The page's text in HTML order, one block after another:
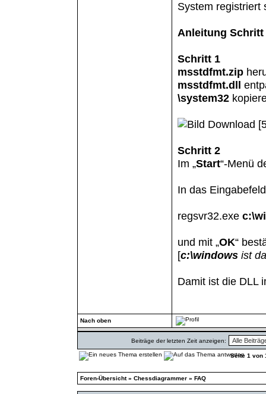
System registriert
Anleitung
Schritt 1
msstdfmt.zip
msstdfmt.dll
\system32
Download
Schritt 2
Im „Start“-Menü
In das
regsvr32.exe
und mit „OK“
[c:\windows ist
Damit ist die DLL
Nach oben
Beiträge der letzten Zeit anzeigen:
Seite 1 von
Foren-Übersicht» Chessdiagrammer » FAQ